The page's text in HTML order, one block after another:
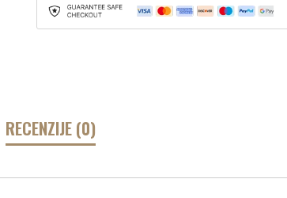
RECENZIJE (0)